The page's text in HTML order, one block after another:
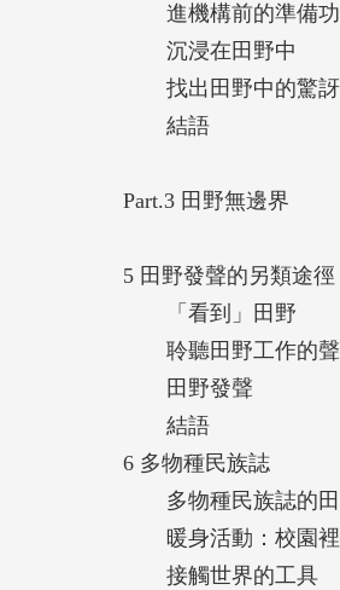
進機構前的準備功
沉浸在田野中
找出田野中的驚訝
結語
Part.3 田野無邊界
5 田野發聲的另類途徑
「看到」田野
聆聽田野工作的
田野發聲
結語
6 多物種民族誌
多物種民族誌的田
暖身活動：校園裡
接觸世界的工具